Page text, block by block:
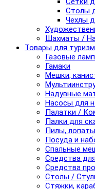
Столы
Чехлы
Шахматы /
Товары для
Газовые
Гамаки
Мешки,
Надувные
Насосы для
Палатки /
Палки для
Пилы,
Посуда и
Спальные
Средства
Средства
Столы /
Стяжки,